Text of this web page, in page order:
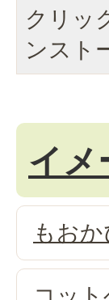
クリッ
ンスト
イメ
もお